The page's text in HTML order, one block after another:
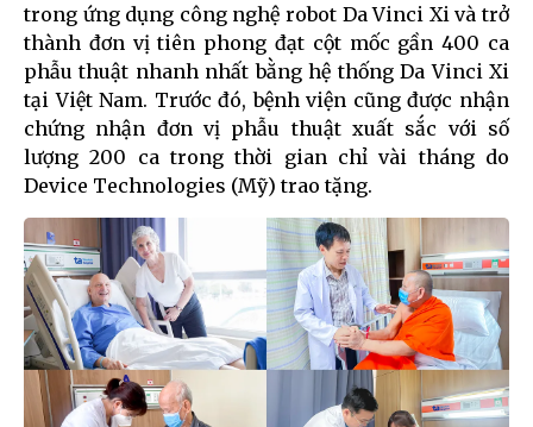
trong ứng dụng công nghệ robot Da Vinci Xi và trở
thành đơn vị tiên phong đạt cột mốc gần 400 ca
phẫu thuật nhanh nhất bằng hệ thống Da Vinci Xi
tại Việt Nam. Trước đó, bệnh viện cũng được nhận
chứng nhận đơn vị phẫu thuật xuất sắc với số
lượng 200 ca trong thời gian chỉ vài tháng do
Device Technologies (Mỹ) trao tặng.